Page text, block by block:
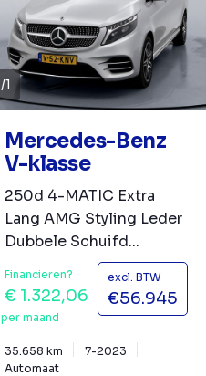
/1
Mercedes-Benz
V-klasse
250d 4-MATIC Extra
Lang AMG Styling Leder
Dubbele Schuifd...
Financieren?
€ 1.322,06
per maand
excl. BTW
€56.945
35.658 km
7-2023
Automaat